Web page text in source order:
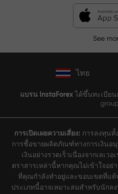
See
ไทย
แบรน InstaForexได้ขึ้นทะเบียน
group
การเปิดเผยความเสี่ยง: การลงทุนทั้
การซื้อขายผลิตภัณฑ์ทางการเงินอ
เงินอย่างรวดเร็วเนื่องจากเลเว
ตราสารเหล่านี้หากคุณไม่เข้าใจอย่
ที่คุณกำลังทำอยู่และขอบเขตที่แท้
ประเภทนี้อาจเหมาะสมสำหรับนักล